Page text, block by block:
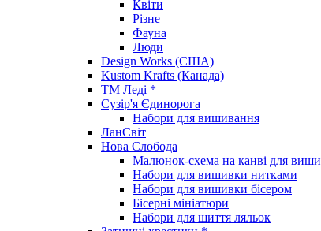
Квіти
Різне
Фауна
Люди
Design Works (США)
Kustom Krafts (Канада)
ТМ Леді *
Сузір'я Єдинорога
Набори для вишивання
ЛанСвіт
Нова Слобода
Малюнок-схема на канві для
Набори для вишивки нитками
Набори для вишивки бісером
Бісерні мініатюри
Набори для шиття ляльок